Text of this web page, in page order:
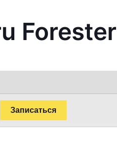
Forester
Записаться